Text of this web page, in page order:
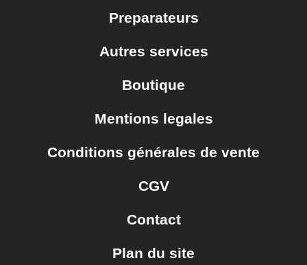
Preparateurs
Autres services
Boutique
Mentions legales
Conditions générales de vente
CGV
Contact
Plan du site